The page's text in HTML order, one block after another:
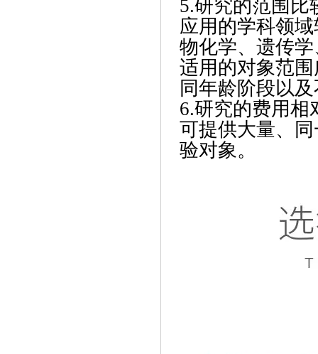
5.研究的范围比
应用的学科领
物化学、遗传
适用的对象范
同年龄阶段以
6.研究的费用相
可提供大量、
验对象。